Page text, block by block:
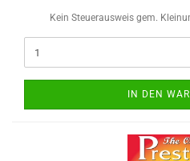
Kein Steuerausweis gem.
IN DEN